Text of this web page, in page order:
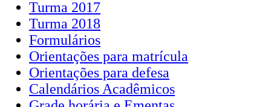
Turma 2017
Turma 2018
Formulários
Orientações para matrícula
Orientações para defesa
Calendários Acadêmicos